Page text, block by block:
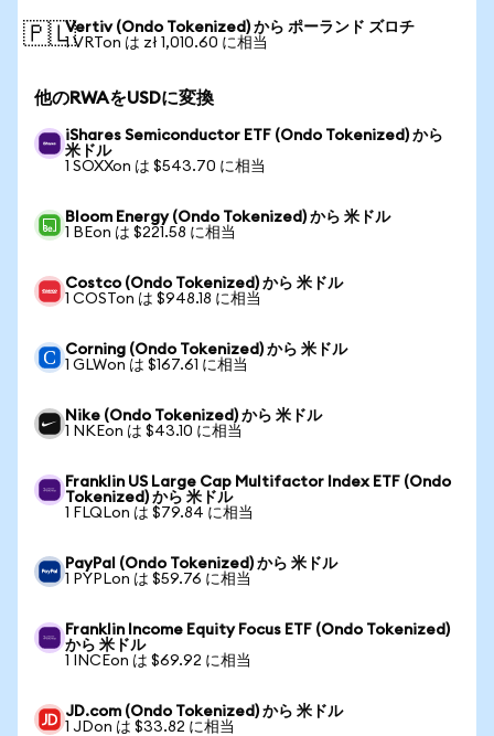
🇵🇱Vertiv (Ondo Tokenized) から ポーランド ズロチ
1 VRTon は zł 1,010.60 に相当
他のRWAをUSDに変換
iShares Semiconductor ETF (Ondo Tokenized) から
米ドル
1 SOXXon は $543.70 に相当
Bloom Energy (Ondo Tokenized) から 米ドル
1 BEon は $221.58 に相当
Costco (Ondo Tokenized) から 米ドル
1 COSTon は $948.18 に相当
Corning (Ondo Tokenized) から 米ドル
1 GLWon は $167.61 に相当
Nike (Ondo Tokenized) から 米ドル
1 NKEon は $43.10 に相当
Franklin US Large Cap Multifactor Index ETF (Ondo
Tokenized) から 米ドル
1 FLQLon は $79.84 に相当
PayPal (Ondo Tokenized) から 米ドル
1 PYPLon は $59.76 に相当
Franklin Income Equity Focus ETF (Ondo Tokenized)
から 米ドル
1 INCEon は $69.92 に相当
JD.com (Ondo Tokenized) から 米ドル
1 JDon は $33.82 に相当